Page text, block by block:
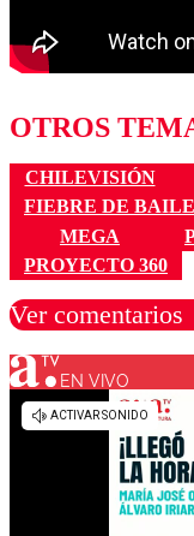
OTROS
CHILEVISIÓN
FIEBRE DE BAILE
MEGA
PROYECTO 360
Ver comentarios
Los
EN VIVO